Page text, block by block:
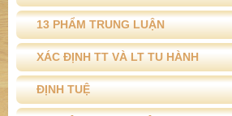
13 PHẨM TRUNG LUẬN
XÁC ĐỊNH TT VÀ LT TU HÀNH
ĐỊNH TUỆ